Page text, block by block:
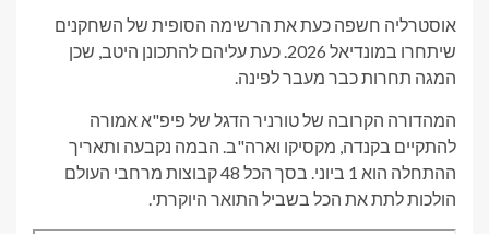
אוסטרליה חשפה כעת את הרשימה הסופית של השחקנים
שיתחרו במונדיאל 2026. כעת עליהם להתכונן היטב, שכן
המגה תחרות כבר מעבר לפינה.
המהדורה הקרובה של טורניר הדגל של פיפ"א אמורה
להתקיים בקנדה, מקסיקו וארה"ב. הבמה נקבעה ותאריך
ההתחלה הוא 1 ביוני. בסך הכל 48 קבוצות מרחבי העולם
הולכות לתת את הכל בשביל התואר היוקרתי.